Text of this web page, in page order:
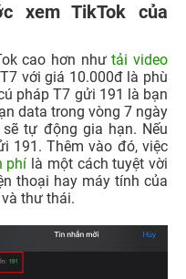
xem TikTok của
cao hơn nhưtải video
với giá 10.000đ là phù
pháp T7 gửi 191 là bạn
data trong vòng 7 ngày
tự động gia hạn. Nếu
191. Thêm vào đó, việc
phí là một cách tuyệt vời
thoại hay máy tính của
thư thái.